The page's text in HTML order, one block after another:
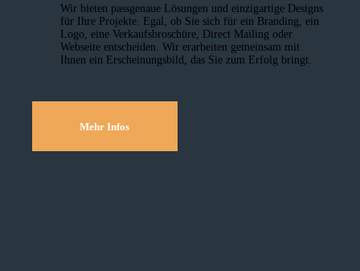
Wir bieten passgenaue Lösungen und einzig­artige Designs
für Ihre Projekte. Egal, ob Sie sich für ein Branding, ein
Logo, eine Verkaufsbroschüre, Direct Mailing oder
Webseite entscheiden. Wir erarbeiten gemeinsam mit
Ihnen ein Erscheinungsbild, das Sie zum Erfolg bringt.
Mehr Infos